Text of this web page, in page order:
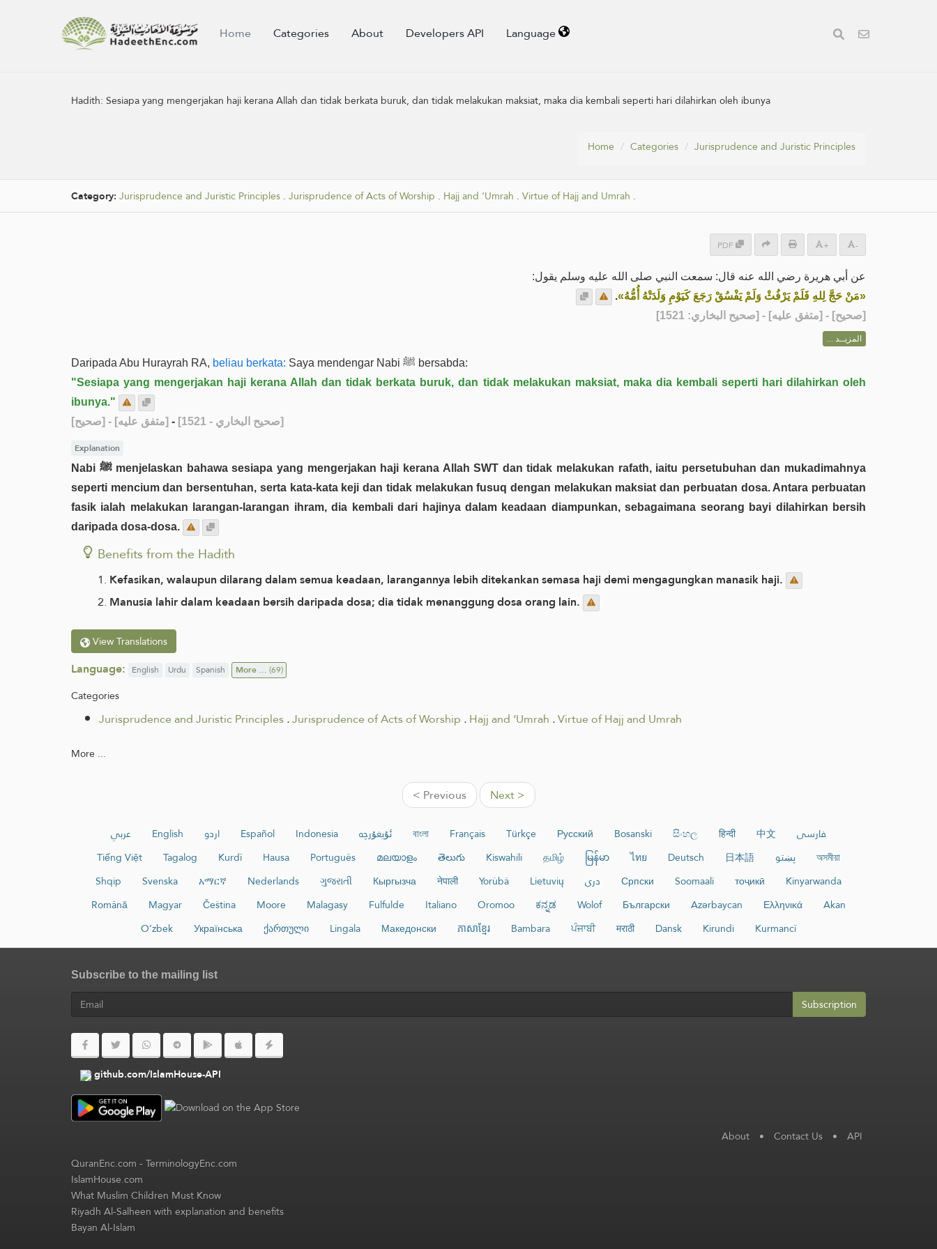
Home Categories About Developers API Language
Hadith:Sesiapa yang mengerjakan haji kerana Allah dan tidak berkata buruk, dan tidak melakukan maksiat, maka dia kembali seperti hari dilahirkan oleh ibunya
Home Categories Jurisprudence and Juristic Principles
Category: Jurisprudence and Juristic Principles . Jurisprudence of Acts of Worship . Hajj and ‘Umrah . Virtue of Hajj and Umrah .
PDF + -
عن أبي هريرة رضي الله عنه قال: سمعت النبي صلى الله عليه وسلم يقول:
«مَنْ حَجَّ لِلهِ فَلَمْ يَرْفُثْ وَلَمْ يَفْسُقْ رَجَعَ كَيَوْمِ وَلَدَتْهُ أُمُّهُ».
[صحيح] - [متفق عليه] - [صحيح البخاري: 1521]
المزيــد ...
Daripada Abu Hurayrah RA, beliau berkata:
Saya mendengar Nabi ﷺ bersabda:
"Sesiapa yang mengerjakan haji kerana Allah dan tidak berkata buruk, dan tidak melakukan maksiat, maka dia kembali seperti hari dilahirkan oleh
ibunya."
[صحيح]
- [متفق عليه] - [صحيح البخاري - 1521]
Explanation
Nabi ﷺ menjelaskan bahawa sesiapa yang mengerjakan haji kerana Allah SWT dan tidak melakukan rafath, iaitu persetubuhan dan mukadimahnya
seperti mencium dan bersentuhan, serta kata-kata keji dan tidak melakukan fusuq dengan melakukan maksiat dan perbuatan dosa. Antara perbuatan
fasik ialah melakukan larangan-larangan ihram, dia kembali dari hajinya dalam keadaan diampunkan, sebagaimana seorang bayi dilahirkan bersih
daripada dosa-dosa.
Benefits from the Hadith
Kefasikan, walaupun dilarang dalam semua keadaan, larangannya lebih ditekankan semasa haji demi mengagungkan manasik haji.
Manusia lahir dalam keadaan bersih daripada dosa; dia tidak menanggung dosa orang lain.
View Translations
Language: English Urdu Spanish More ...(69)
Categories
Jurisprudence and Juristic Principles.Jurisprudence of Acts of Worship .Hajj and ‘Umrah .Virtue of Hajj and Umrah
More ...
< Previous Next >
عربي English اردو Español Indonesia ئۇيغۇرچە বাংলা Français Türkçe Русский Bosanski සිංහල हिन्दी 中文
فارسی
Tiếng Việt
Tagalog Kurdî Hausa Português മലയാളം తెలుగు Kiswahili தமிழ் မြန်မာ ไทย Deutsch 日本語 پښتو
অসমীয়া
Shqip
Svenska አማርኛ Nederlands ગુજરાતી Кыргызча नेपाली Yorùbá Lietuvių دری Српски Soomaali тоҷикӣ
Kinyarwanda
Română
Magyar Čeština Moore Malagasy Fulfulde Italiano Oromoo ಕನ್ನಡ Wolof Български Azərbaycan Ελληνικά
Akan
O‘zbek
Українська ქართული Lingala Македонски ភាសាខ្មែរ Bambara ਪੰਜਾਬੀ मराठी Dansk Kirundi Kurmancî
Subscribe to the mailing list
Subscription
github.com/IslamHouse-API
About • Contact Us • API
QuranEnc.com-TerminologyEnc.com
IslamHouse.com
What Muslim Children Must Know
Riyadh Al-Salheen with explanation and benefits
Bayan Al-Islam